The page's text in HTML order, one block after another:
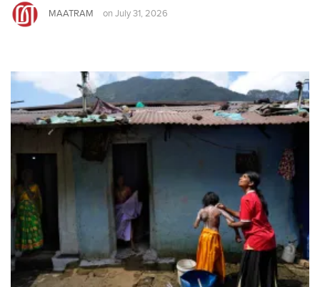
MAATRAM on July 31, 2026